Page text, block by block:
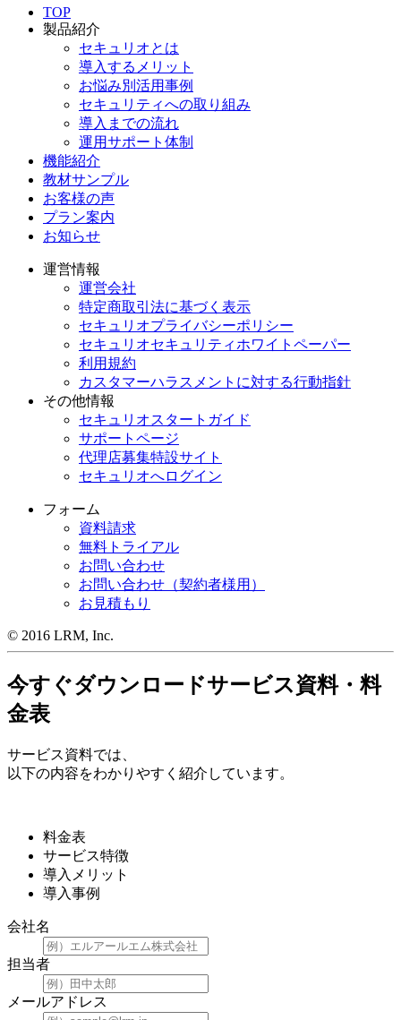
TOP
製品紹介
セキュリオとは
導入するメリット
お悩み別活用事例
セキュリティへの取り組み
導入までの流れ
運用サポート体制
機能紹介
教材サンプル
お客様の声
プラン案内
お知らせ
運営情報
運営会社
特定商取引法に基づく表示
セキュリオプライバシーポリシー
セキュリオセキュリティホワイトペーパー
利用規約
カスタマーハラスメントに対する行動指針
その他情報
セキュリオスタートガイド
サポートページ
代理店募集特設サイト
セキュリオへログイン
フォーム
資料請求
無料トライアル
お問い合わせ
お問い合わせ（契約者様用）
お見積もり
© 2016 LRM, Inc.
今すぐダウンロードサービス資料・料
金表
サービス資料では、
以下の内容をわかりやすく紹介しています。
料金表
サービス特徴
導入メリット
導入事例
会社名
担当者
メールアドレス